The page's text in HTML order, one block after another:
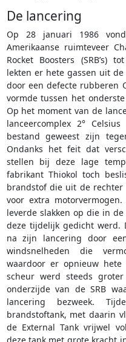
De lancering
Op 28 januari 1986
Amerikaanse ruimteveer
Rocket Boosters (SRB’s)
lekten er hete gassen uit
door een defecte rubberen
vormde tussen het
Op het moment van de
lanceercomplex 2°
bestand geweest zijn
Ondanks het feit dat
stellen bij deze lage
fabrikant Thiokol toch
brandstof die uit de rechter
voor extra
leverde slakken op die in
deze tijdelijk gedicht werd.
na zijn lancering door
windsnelheden die
waardoor er opnieuw
scheur werd steeds
onderzijde van de SRB
lancering bezweek.
brandstoftank, met daarin
de External Tank vrijwel